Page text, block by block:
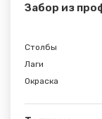
Забор из
Столбы
Лаги
Окраска